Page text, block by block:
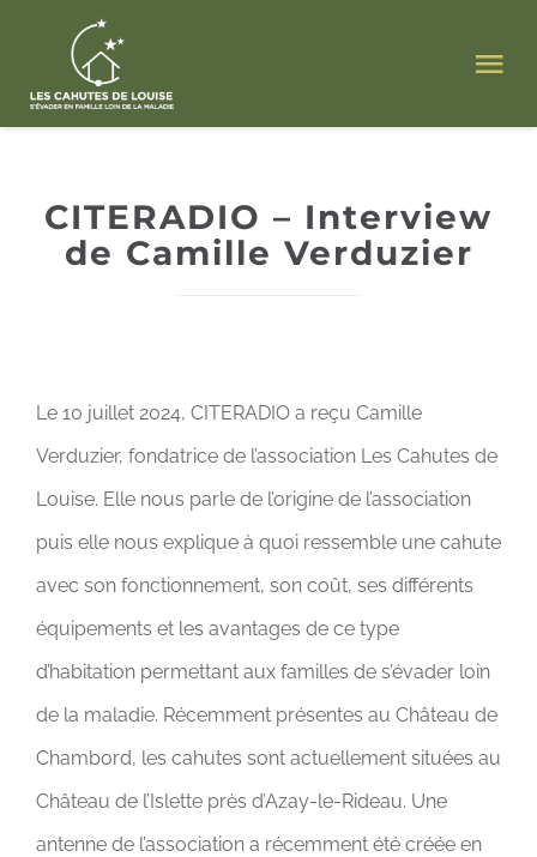
contenu
L’ ASSOCIATION
ACTUALITÉS
CONTACT
DON & ADHÉSION
CITERADIO – Interview
de Camille Verduzier
Le 10 juillet 2024, CITERADIO a reçu Camille
Verduzier, fondatrice de l’association Les Cahutes de
Louise. Elle nous parle de l’origine de l’association
puis elle nous explique à quoi ressemble une cahute
avec son fonctionnement, son coût, ses différents
équipements et les avantages de ce type
d’habitation permettant aux familles de s’évader loin
de la maladie. Récemment présentes au Château de
Chambord, les cahutes sont actuellement situées au
Château de l’Islette près d’Azay-le-Rideau. Une
antenne de l’association a récemment été créée en